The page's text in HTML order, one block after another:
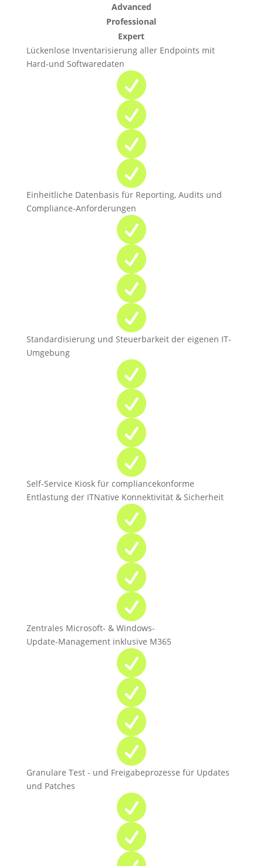
Advanced
Professional
Expert
Lückenlose Inventarisierung aller Endpoints mit
Hard-und Softwaredaten




Einheitliche Datenbasis für Reporting, Audits und
Compliance-Anforderungen




Standardisierung und Steuerbarkeit der eigenen IT-
Umgebung




Self-Service Kiosk für compliancekonforme
Entlastung der ITNative Konnektivität & Sicherheit




Zentrales Microsoft- & Windows-
Update-Management inklusive M365




Granulare Test - und Freigabeprozesse für Updates
und Patches

